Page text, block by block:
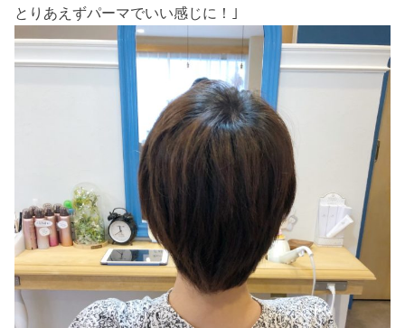
とりあえずパーマでいい感じに！｣